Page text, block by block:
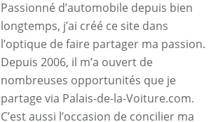
Passionné d’automobile depuis bien
longtemps, j’ai créé ce site dans
l’optique de faire partager ma passion.
Depuis 2006, il m’a ouvert de
nombreuses opportunités que je
partage via Palais-de-la-Voiture.com.
C’est aussi l’occasion de concilier ma